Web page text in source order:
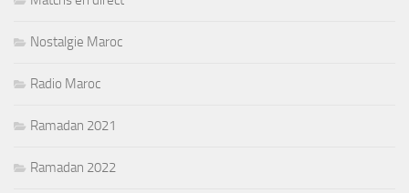
Nostalgie Maroc
Radio Maroc
Ramadan 2021
Ramadan 2022